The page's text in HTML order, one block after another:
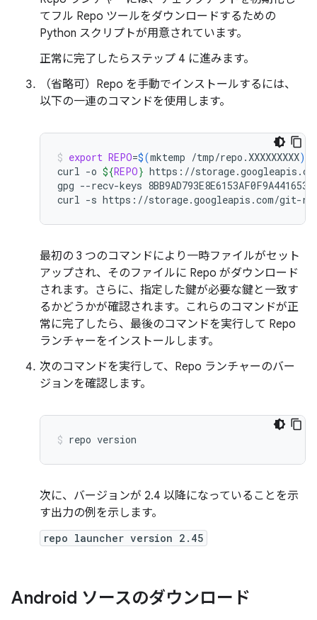
てフル Repo ツールをダウンロードするための
Python スクリプトが用意されています。
正常に完了したらステップ 4 に進みます。
（省略可）Repo を手動でインストールするには、
以下の一連のコマンドを使用します。
export REPO=$(mktemp /tmp/repo.XXXXXXXXX)
curl -o ${REPO} https://
gpg --recv-keys
curl -s https://storage.googleapis.com/git-
最初の 3 つのコマンドにより一時ファイルがセット
アップされ、そのファイルに Repo がダウンロード
されます。さらに、指定した鍵が必要な鍵と一致す
るかどうかが確認されます。これらのコマンドが正
常に完了したら、最後のコマンドを実行して Repo
ランチャーをインストールします。
次のコマンドを実行して、Repo ランチャーのバー
ジョンを確認します。
repo version
次に、バージョンが 2.4 以降になっていることを示
す出力の例を示します。
repo launcher version 2.45
Android ソースのダウンロード